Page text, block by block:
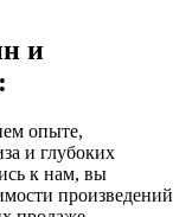
и
опыте,
и глубоких
к нам, вы
произведений